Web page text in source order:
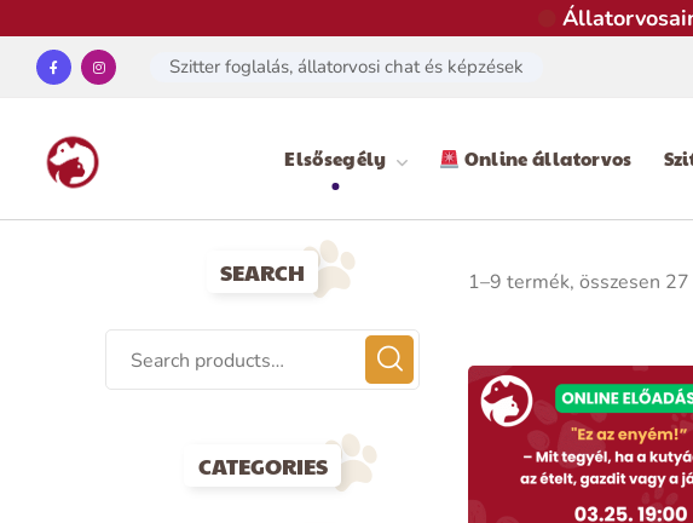
Szitter foglalás, állatorvosi chat és képzések
Elsősegély Online állatorvos
1–9 termék, összesen
SEARCH
CATEGORIES